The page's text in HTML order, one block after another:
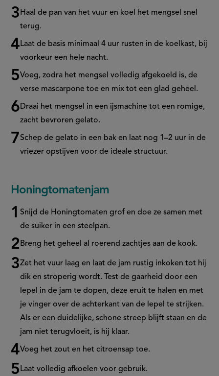
Haal de pan van het vuur en koel het mengsel snel
terug.
Laat de basis minimaal 4 uur rusten in de koelkast, bij
voorkeur een hele nacht.
Voeg, zodra het mengsel volledig afgekoeld is, de
verse mascarpone toe en mix tot een glad geheel.
Draai het mengsel in een ijsmachine tot een romige,
zacht bevroren gelato.
Schep de gelato in een bak en laat nog 1–2 uur in de
vriezer opstijven voor de ideale structuur.
Honingtomatenjam
Snijd de Honingtomaten grof en doe ze samen met
de suiker in een steelpan.
Breng het geheel al roerend zachtjes aan de kook.
Zet het vuur laag en laat de jam rustig inkoken tot hij
dik en stroperig wordt. Test de gaarheid door een
lepel in de jam te dopen, deze eruit te halen en met
je vinger over de achterkant van de lepel te strijken.
Als er een duidelijke, schone streep blijft staan en de
jam niet terugvloeit, is hij klaar.
Voeg het zout en het citroensap toe.
Laat volledig afkoelen voor gebruik.